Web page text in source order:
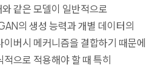
같은 모델이 일반적으로
의 생성 능력과 개별 데이터의
버시 메커니즘을 결합하기 때문에
으로 적용해야 할 때 특히